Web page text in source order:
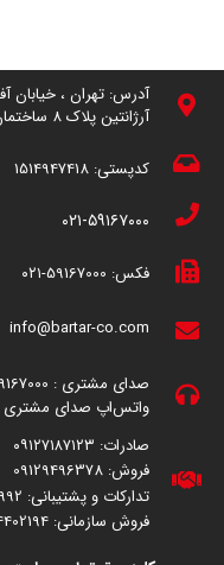
آدرس: تهران ، خیابان
آرژانتین پلاک 8 ساختمان شماره 5 طبقه دوم واحد 8
کدپستی: 1514947418
۰۲۱-۵۹۱۶۷۰۰۰
فکس: 59167000-۰۲۱
info@bartar-co.com
صدای مشتری :
واتس‌اپ صدای مشتری
صادرات: ۰۹۱۲۷۱۸۷۱۲۳
فروش: 09129496378
تدارکات و پشتیبانی:
فروش سازمانی: 09124402194